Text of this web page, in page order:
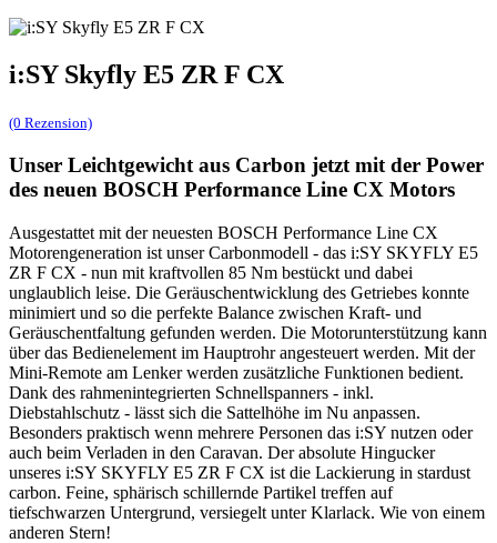
i:SY Skyfly E5 ZR F CX
(0 Rezension)
Unser Leichtgewicht aus Carbon jetzt mit der Power
des neuen BOSCH Performance Line CX Motors
Ausgestattet mit der neuesten BOSCH Performance Line CX
Motorengeneration ist unser Carbonmodell - das i:SY SKYFLY E5
ZR F CX - nun mit kraftvollen 85 Nm bestückt und dabei
unglaublich leise. Die Geräuschentwicklung des Getriebes konnte
minimiert und so die perfekte Balance zwischen Kraft- und
Geräuschentfaltung gefunden werden. Die Motorunterstützung kann
über das Bedienelement im Hauptrohr angesteuert werden. Mit der
Mini-Remote am Lenker werden zusätzliche Funktionen bedient.
Dank des rahmenintegrierten Schnellspanners - inkl.
Diebstahlschutz - lässt sich die Sattelhöhe im Nu anpassen.
Besonders praktisch wenn mehrere Personen das i:SY nutzen oder
auch beim Verladen in den Caravan. Der absolute Hingucker
unseres i:SY SKYFLY E5 ZR F CX ist die Lackierung in stardust
carbon. Feine, sphärisch schillernde Partikel treffen auf
tiefschwarzen Untergrund, versiegelt unter Klarlack. Wie von einem
anderen Stern!